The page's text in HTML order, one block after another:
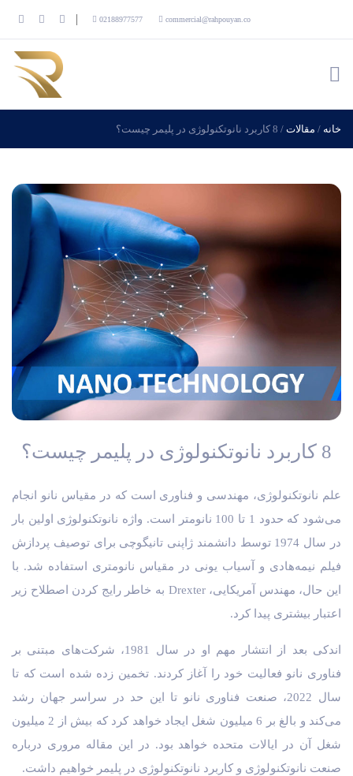
commercial@rahpouyan.co
02188977577
خانه / مقالات / 8 کاربرد نانوتکنولوژی در پلیمر چیست؟
8 کاربرد نانوتکنولوژی در پلیمر چیست؟
علم نانوتکنولوژی، مهندسی و فناوری است که در مقیاس نانو انجام
می‌شود که حدود 1 تا 100 نانومتر است. واژه نانوتکنولوژی اولین بار
در سال 1974 توسط دانشمند ژاپنی تانیگوچی برای توصیف پردازش
فیلم نیمه‌هادی و آسیاب یونی در مقیاس نانومتری استفاده شد. با
این حال، مهندس آمریکایی، Drexter به خاطر رایج کردن اصطلاح زیر
اعتبار بیشتری پیدا کرد.
اندکی بعد از انتشار مهم او در سال 1981، شرکت‌های مبتنی بر
فناوری نانو فعالیت خود را آغاز کردند. تخمین زده شده است که تا
سال 2022، صنعت فناوری نانو تا این حد در سراسر جهان رشد
می‌کند و بالغ بر 6 میلیون شغل ایجاد خواهد کرد که بیش از 2 میلیون
شغل آن در ایالات متحده خواهد بود. در این مقاله مروری درباره
صنعت نانوتکنولوژی و کاربرد نانوتکنولوژی در پلیمر خواهیم داشت.